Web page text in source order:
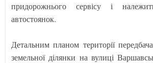
придорожнього сервісу і
автостоянок.
Детальним планом території
земельної ділянки на вулиці